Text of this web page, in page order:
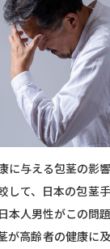
に与える包茎の影
して、日本の包茎
本人男性がこの問
が高齢者の健康に